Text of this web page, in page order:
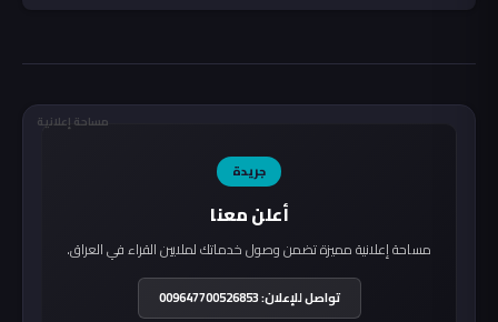
مساحة إعلانية
جريدة
أعلن معنا
مساحة إعلانية مميزة تضمن وصول خدماتك لملايين القراء في العراق.
تواصل للإعلان: 009647700526853